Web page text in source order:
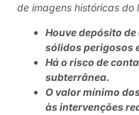
de imagens históricas do
Houve depósito
sólidos perigosos
Há o risco de
subterrânea.
O valor mínimo
às intervenções